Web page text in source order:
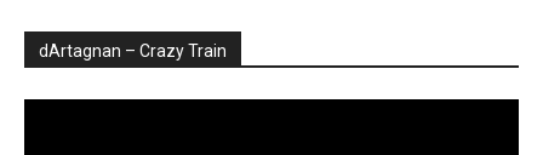
dArtagnan – Crazy Train